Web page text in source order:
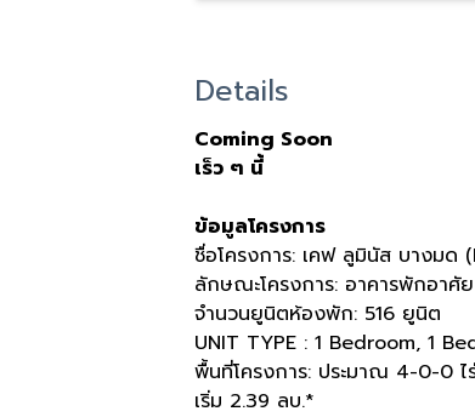
Details
Coming Soon
เร็ว ๆ นี้
ข้อมูลโครงการ
ชื่อโครงการ: เคฟ ลูมินัส บางมด
ลักษณะโครงการ: อาคารพักอาศั
จำนวนยูนิตห้องพัก: 516 ยูนิต
UNIT TYPE : 1 Bedroom, 1
พื้นที่โครงการ: ประมาณ 4-0-0 ไ
เริ่ม 2.39 ลบ.*